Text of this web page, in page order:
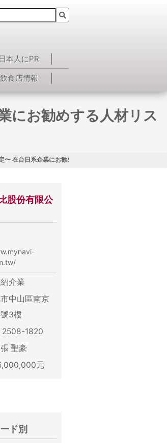
日本人にPR
飲食店情報
にお勧めする人材リス
在台日系企業にお勧めする人材リスト！<第17回>
股份有限公
介業
中山區南京
3樓
2508-1820
張 聖豪
元
ド別